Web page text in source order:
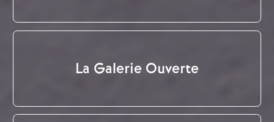
La Galerie Ouverte